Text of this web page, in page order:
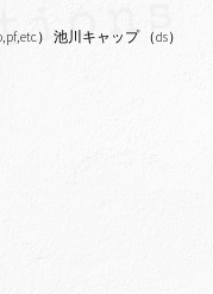
） 池川キャップ （ds）